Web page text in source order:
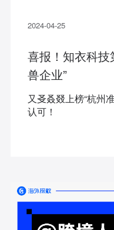
2024-04-25
喜报！知衣科技
兽企业”
又㕛叒叕上榜“杭州
认可！